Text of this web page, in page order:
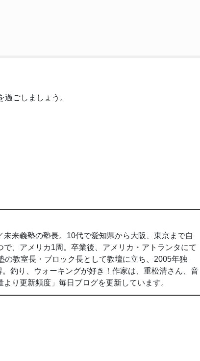
ごしましょう。
来義塾の塾長。10代で愛知県から大阪、東京まで自
、アメリカ1周。卒業後、アメリカ・アトランタにて
の教室長・ブロック長として教壇に立ち、2005年独
釣り、ウォーキングが好き！作家は、重松清さん、音
り更新頻度」毎日ブログを更新しています。